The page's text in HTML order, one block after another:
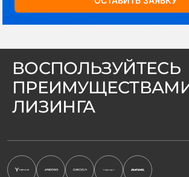
ВОСПОЛЬЗУЙТЕСЬ
ЛИЗИНГА